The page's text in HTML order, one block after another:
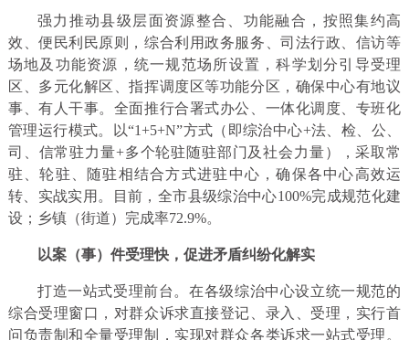
强力推动县级层面资源整合、功能融合，按照集约高
效、便民利民原则，综合利用政务服务、司法行政、信访等
场地及功能资源，统一规范场所设置，科学划分引导受理
区、多元化解区、指挥调度区等功能分区，确保中心有地议
事、有人干事。全面推行合署式办公、一体化调度、专班化
管理运行模式。以“1+5+N”方式（即综治中心+法、检、公、
司、信常驻力量+多个轮驻随驻部门及社会力量），采取常
驻、轮驻、随驻相结合方式进驻中心，确保各中心高效运
转、实战实用。目前，全市县级综治中心100%完成规范化建
设；乡镇（街道）完成率72.9%。
以案（事）件受理快，促进矛盾纠纷化解实
打造一站式受理前台。在各级综治中心设立统一规范的
综合受理窗口，对群众诉求直接登记、录入、受理，实行首
问负责制和全量受理制，实现对群众各类诉求一站式受理。